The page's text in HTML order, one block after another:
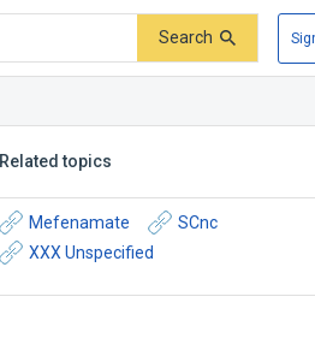
Search
Related topics
Mefenamate
SCnc
XXX Unspecified